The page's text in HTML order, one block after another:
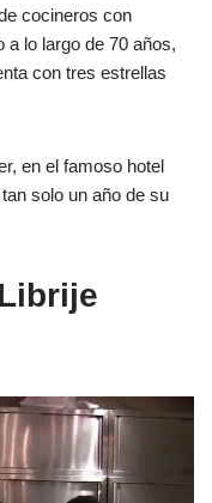
cocineros con
a lo largo de 70 años,
con tres estrellas
en el famoso hotel
solo un año de su